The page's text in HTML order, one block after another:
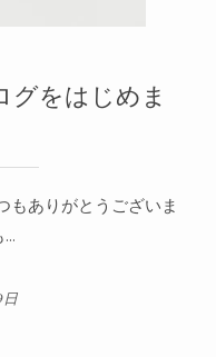
グをはじめま
ありがとうございま
日